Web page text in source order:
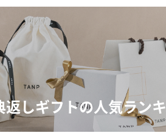
返しギフトの人気ラン